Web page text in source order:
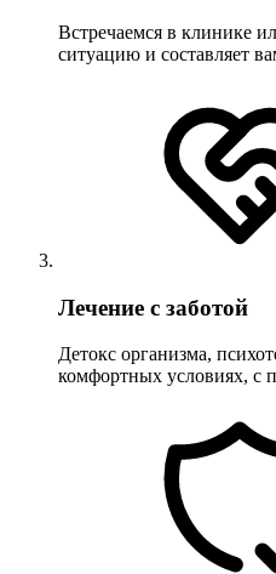
Встречаемся в клинике
ситуацию и составляет
Лечение с заботой
Детокс организма,
комфортных условиях, с